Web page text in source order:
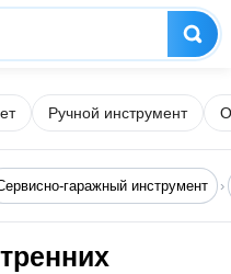
Ручной инструмент
гаражный инструмент